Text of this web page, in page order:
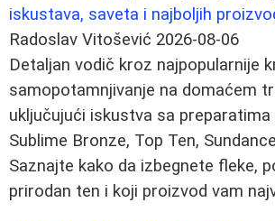
iskustava, saveta i najboljih
Radoslav Vitošević 2026-08-06
Detaljan vodič kroz najpopularnije
samopotamnjivanje na domaćem
uključujući iskustva sa preparatima
Sublime Bronze, Top Ten,
Saznajte kako da izbegnete fleke,
prirodan ten i koji proizvod vam